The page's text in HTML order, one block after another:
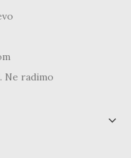
Ne radimo